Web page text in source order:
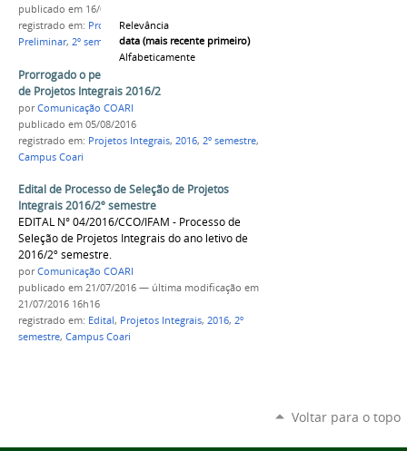
Relevância
data (mais recente primeiro)
Alfabeticamente
publicado em 16/08/2016
registrado em: Projeto Integrais,
Preliminar, 2º semestre,2016,Campus Coari
Prorrogado o período de inscrição de Propostas
de Projetos Integrais 2016/2
porComunicação COARI
publicado em 05/08/2016
registrado em: Projetos Integrais, 2016, 2º semestre,
Campus Coari
Edital de Processo de Seleção de Projetos
Integrais 2016/2º semestre
EDITAL N° 04/2016/CCO/IFAM - Processo de
Seleção de Projetos Integrais do ano letivo de
2016/2º semestre.
porComunicação COARI
publicado em 21/07/2016 — última modificação em
21/07/2016 16h16
registrado em: Edital, Projetos Integrais, 2016, 2º
semestre, Campus Coari
Voltar para o topo